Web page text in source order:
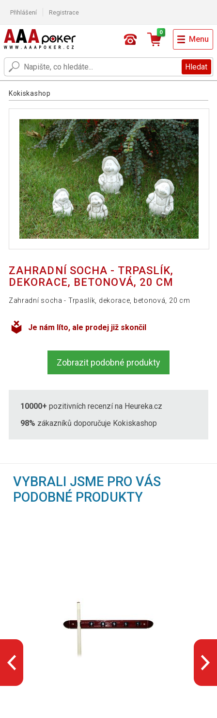
Přihlášení Registrace
Hledat
0
Menu
Kokiskashop
ZAHRADNÍ SOCHA - TRPASLÍK,
DEKORACE, BETONOVÁ, 20 CM
Zahradní socha - Trpaslík, dekorace, betonová, 20 cm
Je nám líto, ale prodej již skončil
Zobrazit podobné produkty
10000+ pozitivních recenzí na Heureka.cz
98% zákazníků doporučuje Kokiskashop
VYBRALI JSME PRO VÁS
PODOBNÉ PRODUKTY